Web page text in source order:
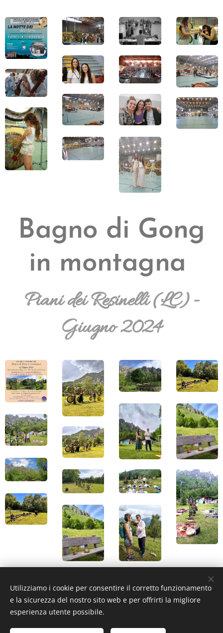
Bagno di Gong
in montagna
Piani dei Resinelli (LC)-
Giugno 2024
La Cometa del Suono ©
Utilizziamo i cookie per consentire il corretto funzionamento
e la sicurezza del nostro sito web e per offrirti la migliore
esperienza utente possibile.